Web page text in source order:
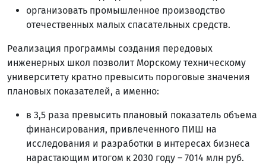
организовать промышленное производство
отечественных малых спасательных средств.
Реализация программы создания передовых
инженерных школ позволит Морскому техническому
университету кратно превысить пороговые значения
плановых показателей, а именно:
в 3,5 раза превысить плановый показатель объема
финансирования, привлеченного ПИШ на
исследования и разработки в интересах бизнеса
нарастающим итогом к 2030 году – 7014 млн руб.